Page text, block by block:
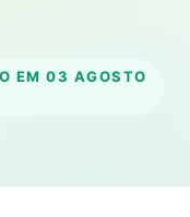
EM 03 AGOSTO